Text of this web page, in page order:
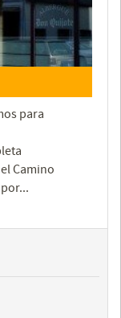
para
Camino